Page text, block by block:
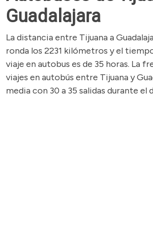
Guadalajara
La distancia entre Tijuana a
ronda los 2231 kilómetros y el
viaje en autobus es de 35 horas. La
viajes en autobús entre Tijuana y
media con 30 a 35 salidas durante el